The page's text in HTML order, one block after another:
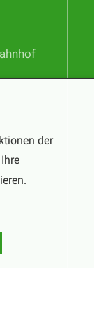
der